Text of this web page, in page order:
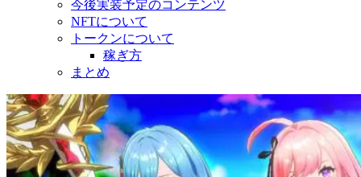
今後実装予定のコンテンツ
NFTについて
トークンについて
稼ぎ方
まとめ